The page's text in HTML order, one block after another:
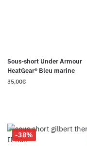
Sous-short Under Armour
HeatGear® Bleu marine
35,00€
-38%